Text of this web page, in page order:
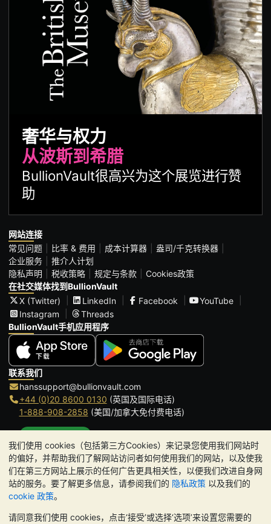
我们使用 cookies（包括第三方Cookies）来记录您使用我们网站时
的偏好，并帮助我们了解网站访问者如何使用我们的网站，以及使我
们在第三方网站上展示的任何广告更具相关性，以便我们改进自身网
站的服务。要了解更多信息，请参阅我们的 隐私政策 以及我们的
cookie 政策。
请同意我们使用 cookies，点击‘接受’或选择‘选项’来设置您需要的
奢华与权力
从波斯到希腊
BullionVault很高兴为这个展览进行赞
助
网站连接
常见问题
比率 & 费用 成本计算器
盎司/千克转换器
企业服务
推介人计划
隐私声明
税收策略 规定与条款
Cookies政策
在社交媒体找到BullionVault
X (Twitter)
LinkedIn Facebook
YouTube
Instagram
Threads
BullionVault手机应用程序
联系我们
hanssupport@bullionvault.com
+44 (0)20 8600 0130 (英国及国际电话)
1-888-908-2858 (美国/加拿大免付费电话)
办公时间:
9am to 8:30pm (英国时间), 周一至周五
Galmarley Ltd T/A BullionVault
3 Shortlands (7th Floor)
London